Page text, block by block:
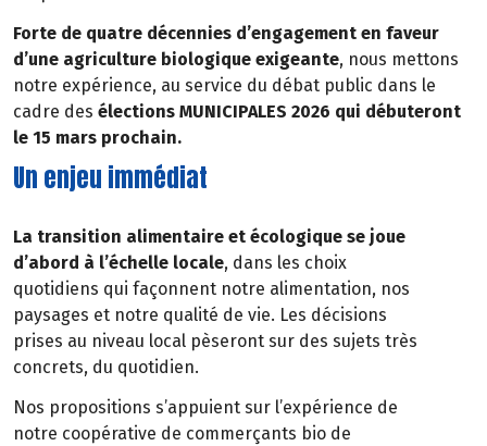
Forte de quatre décennies d’engagement en faveur
d’une agriculture biologique exigeante, nous mettons
notre expérience, au service du débat public dans le
cadre des élections MUNICIPALES 2026 qui débuteront
le 15 mars prochain.
Un enjeu immédiat
La transition alimentaire et écologique se joue
d’abord à l’échelle locale, dans les choix
quotidiens qui façonnent notre alimentation, nos
paysages et notre qualité de vie. Les décisions
prises au niveau local pèseront sur des sujets très
concrets, du quotidien.
Nos propositions s’appuient sur l’expérience de
notre coopérative de commerçants bio de